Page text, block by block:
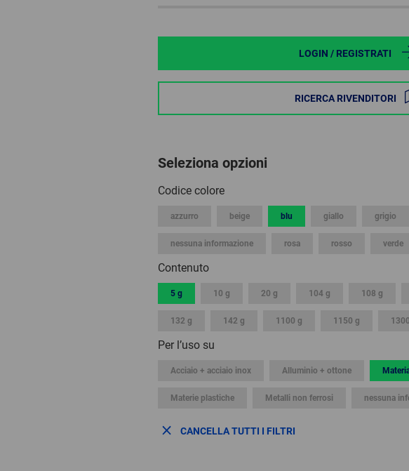
LOGIN / REGISTRATI
RICERCA RIVENDITORI
Seleziona opzioni
Codice colore
azzurro beige blu giallo grigio
nessuna informazione rosa rosso verde
Contenuto
5 g 10 g 20 g 104 g 108 g
132 g 142 g 1100 g 1150 g
Per l’uso su
Acciaio + acciaio inox Alluminio + ottone
Materie plastiche Metalli non ferrosi nessuna
CANCELLA TUTTI I FILTRI